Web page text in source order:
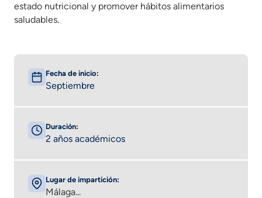
estado nutricional y promover hábitos alimentarios
saludables.
Fecha de inicio:
Septiembre
Duración:
2 años académicos
Lugar de impartición:
Málaga...